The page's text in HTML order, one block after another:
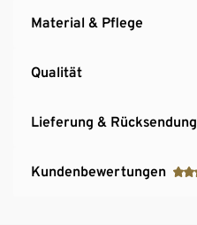
Material & Pflege
Qualität
Lieferung & Rücksendung
Kundenbewertungen